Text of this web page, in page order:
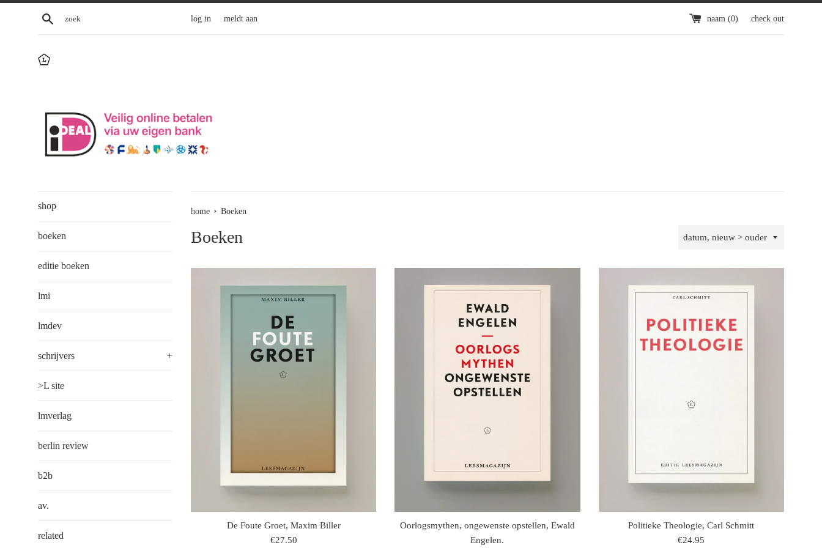
zoek log in meldt aan naam (0) check out
shop
boeken
editie boeken
lmi
lmdev
schrijvers +
>L site
lmverlag
berlin review
b2b
av.
related
home › Boeken
Boeken gesorteerd
De Foute Groet, Maxim Biller
regulaire
€27.50
Oorlogsmythen, ongewenste opstellen, Ewald
Engelen.
Politieke Theologie, Carl Schmitt
regulaire
€24.95